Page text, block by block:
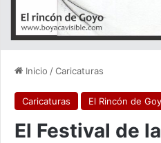
Inicio /Caricaturas
Caricaturas El Rincón de
El Festival de